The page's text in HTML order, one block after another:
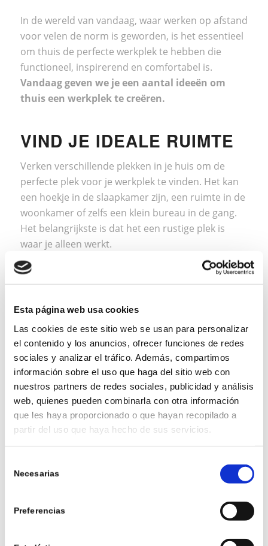
Esta página web usa cookies
Las cookies de este sitio web se usan para personalizar
el contenido y los anuncios, ofrecer funciones de redes
sociales y analizar el tráfico. Además, compartimos
información sobre el uso que haga del sitio web con
nuestros partners de redes sociales, publicidad y análisis
web, quienes pueden combinarla con otra información
que les haya proporcionado o que hayan recopilado a
partir del uso que haya hecho de sus servicios.
Necesarias
Preferencias
In de wereld van vandaag, waar werken op afstand
voor velen de norm is geworden, is het essentieel
om thuis de perfecte werkplek te hebben die
functioneel, inspirerend en comfortabel is.
Vandaag geven we je een aantal ideeën om
thuis een werkplek te creëren.
VIND JE IDEALE RUIMTE
Verken verschillende plekken in je huis om de
perfecte plek voor je werkplek te vinden. Het kan
een hoekje in de slaapkamer zijn, een ruimte in de
woonkamer of zelfs een klein bureau in de gang.
Het belangrijkste is dat het een rustige plek is
waar je alleen werkt.
GEEF VOORRANG AAN
NATUURLIJK LICHT EN
COMFORT
Een goede stoel, een bureau en licht dat je
concentratie verhoogt en niet stoort, zijn allemaal
belangrijke dingen om rekening mee te houden.
Studies hebben aangetoond dat werknemers die
worden blootgesteld aan daglicht en met een
goede ergonomie op het werk productiever zijn,
minder fouten maken en een betere slaapkwaliteit
ORGANISEER RUIMTE OP